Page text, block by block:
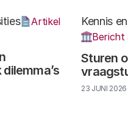
Artikel
Sturen
Kennis
Bericht
23 JUNI 2026